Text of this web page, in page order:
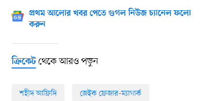
প্রথম আলোর খবর পেতে গুগল নিউজ চ্যানেল ফলো
করুন
ক্রিকেটথেকে আরও পড়ুন
শহীদ আফ্রিদি জেইক ফ্রেজার–ম্যাগার্ক